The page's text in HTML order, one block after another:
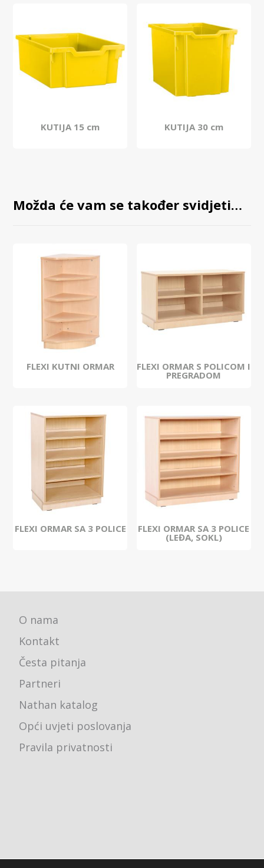
KUTIJA 15 cm KUTIJA 30 cm
Možda će vam se također svidjeti…
FLEXI KUTNI ORMAR FLEXI ORMAR S POLICOM I
PREGRADOM
FLEXI ORMAR SA 3 POLICE FLEXI ORMAR SA 3 POLICE
(LEĐA, SOKL)
O nama
Kontakt
Česta pitanja
Partneri
Nathan katalog
Opći uvjeti poslovanja
Pravila privatnosti